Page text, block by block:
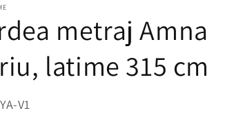
metraj Amna
latime 315 cm
V1